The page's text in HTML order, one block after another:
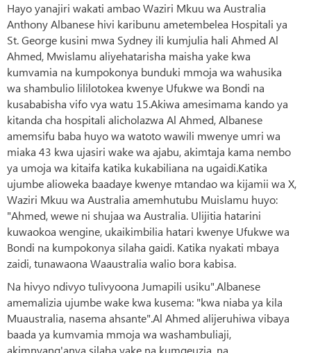
Hayo yanajiri wakati ambao Waziri Mkuu wa Australia
Anthony Albanese hivi karibunu ametembelea Hospitali ya
St. George kusini mwa Sydney ili kumjulia hali Ahmed Al
Ahmed, Mwislamu aliyehatarisha maisha yake kwa
kumvamia na kumpokonya bunduki mmoja wa wahusika
wa shambulio lililotokea kwenye Ufukwe wa Bondi na
kusababisha vifo vya watu 15.Akiwa amesimama kando ya
kitanda cha hospitali alicholazwa Al Ahmed, Albanese
amemsifu baba huyo wa watoto wawili mwenye umri wa
miaka 43 kwa ujasiri wake wa ajabu, akimtaja kama nembo
ya umoja wa kitaifa katika kukabiliana na ugaidi.Katika
ujumbe alioweka baadaye kwenye mtandao wa kijamii wa X,
Waziri Mkuu wa Australia amemhutubu Muislamu huyo:
"Ahmed, wewe ni shujaa wa Australia. Ulijitia hatarini
kuwaokoa wengine, ukaikimbilia hatari kwenye Ufukwe wa
Bondi na kumpokonya silaha gaidi. Katika nyakati mbaya
zaidi, tunawaona Waaustralia walio bora kabisa.
Na hivyo ndivyo tulivyoona Jumapili usiku".Albanese
amemalizia ujumbe wake kwa kusema: "kwa niaba ya kila
Muaustralia, nasema ahsante".Al Ahmed alijeruhiwa vibaya
baada ya kumvamia mmoja wa washambuliaji,